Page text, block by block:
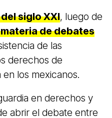
siglo XXI, luego de
de debates
de las
derechos de
los mexicanos.
en derechos y
abrir el debate entre